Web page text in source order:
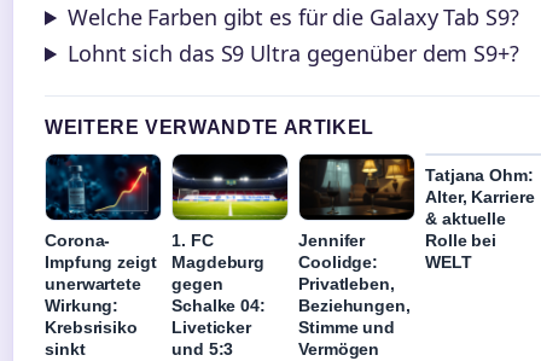
Welche Farben gibt es für die Galaxy Tab S9?
Lohnt sich das S9 Ultra gegenüber dem S9+?
WEITERE VERWANDTE ARTIKEL
Corona-
Impfung zeigt
unerwartete
Wirkung:
Krebsrisiko
sinkt
1. FC
Magdeburg
gegen
Schalke 04:
Liveticker
und 5:3
Jennifer
Coolidge:
Privatleben,
Beziehungen,
Stimme und
Vermögen
Tatjana Ohm:
Alter, Karriere
& aktuelle
Rolle bei
WELT